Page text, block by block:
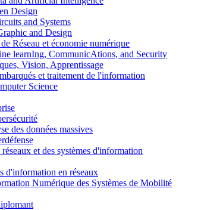
Design
and Systems
and Design
Réseau et économie numérique
learnIng, CommunicAtions, and Security
Vision, Apprentissage
et traitement de l'information
Science
des données massives
et des systèmes d'information
d'information en réseaux
Numérique des Systèmes de Mobilité